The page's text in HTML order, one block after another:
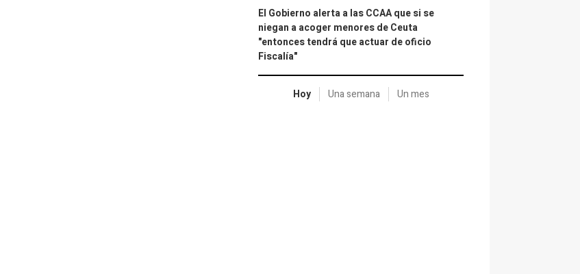
El Gobierno alerta a las CCAA que si se
niegan a acoger menores de Ceuta
"entonces tendrá que actuar de oficio
Fiscalía"
Hoy Una semana Un mes